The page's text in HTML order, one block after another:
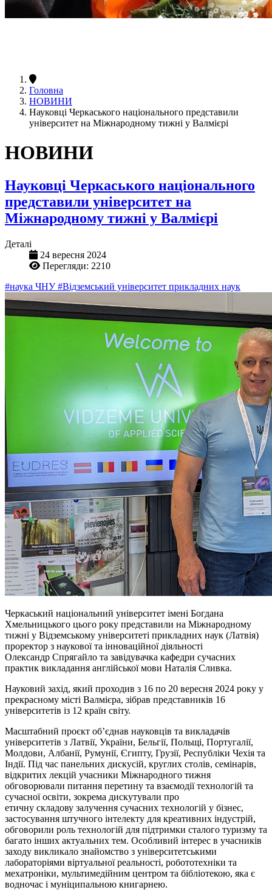
Головна
НОВИНИ
Науковці Черкаського національного представили
університет на Міжнародному тижні у Валмієрі
НОВИНИ
Науковці Черкаського національного
представили університет на
Міжнародному тижні у Валмієрі
Деталі
24 вересня 2024
Перегляди: 2210
#наука ЧНУ#Відземський університет прикладних наук
Черкаський національний університет імені Богдана
Хмельницького цього року представили на Міжнародному
тижні у Відземському університеті прикладних наук (Латвія)
проректор з наукової та інноваційної діяльності
Олександр Спрягайло та завідувачка кафедри сучасних
практик викладання англійської мови Наталія Сливка.
Науковий захід, який проходив з 16 по 20 вересня 2024 року у
прекрасному місті Валмієра, зібрав представників 16
університетів із 12 країн світу.
Масштабний проєкт об’єднав науковців та викладачів
університетів з Латвії, України, Бельгії, Польщі, Португалії,
Молдови, Албанії, Румунії, Єгипту, Грузії, Республіки Чехія та
Індії. Під час панельних дискусій, круглих столів, семінарів,
відкритих лекцій учасники Міжнародного тижня
обговорювали питання перетину та взаємодії технологій та
сучасної освіти, зокрема дискутували про
етичну складову залучення сучасних технологій у бізнес,
застосування штучного інтелекту для креативних індустрій,
обговорили роль технологій для підтримки сталого туризму та
багато інших актуальних тем. Особливий інтерес в учасників
заходу викликало знайомство з університетськими
лабораторіями віртуальної реальності, робототехніки та
мехатроніки, мультимедійним центром та бібліотекою, яка є
водночас і муніципальною книгарнею.